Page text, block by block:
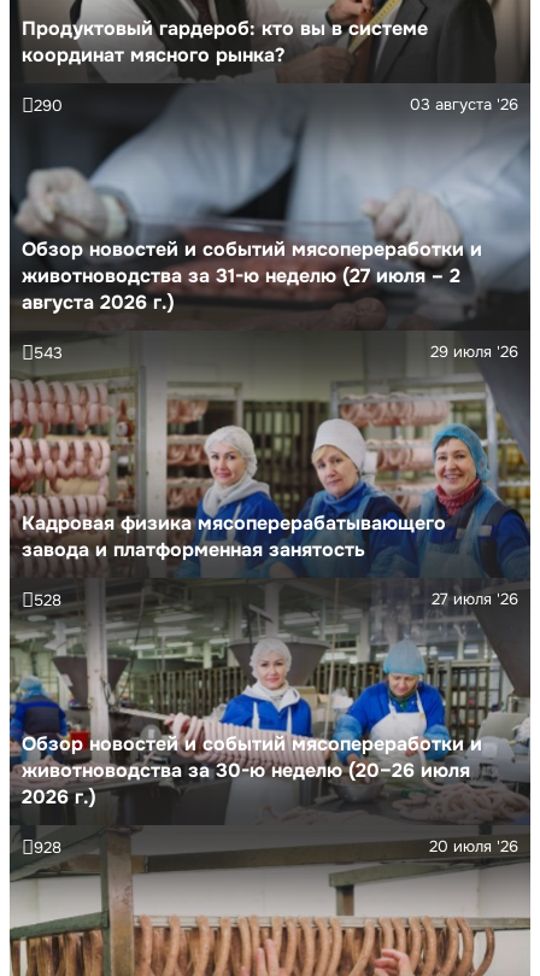
Продуктовый гардероб: кто вы в системе
координат мясного рынка?
Обзор новостей и событий мясопереработки и
животноводства за 31-ю неделю (27 июля – 2
августа 2026 г.)
03 августа '26
290
Кадровая физика мясоперерабатывающего
завода и платформенная занятость
29 июля '26
543
Обзор новостей и событий мясопереработки и
животноводства за 30-ю неделю (20–26 июля
2026 г.)
27 июля '26
528
20 июля '26
928